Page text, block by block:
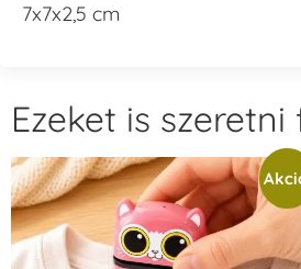
7x7x2,5 cm
Ezeket is szeretni